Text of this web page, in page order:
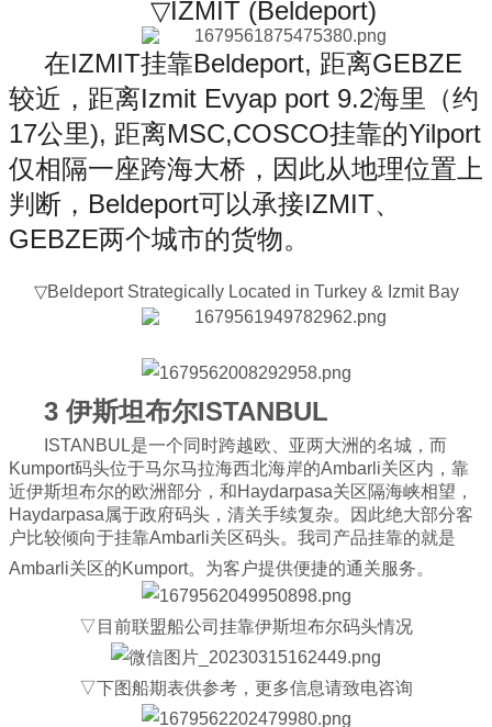
▽IZMIT (Beldeport)
在IZMIT挂靠Beldeport, 距离GEBZE
较近，距离Izmit Evyap port 9.2海里（约
17公里), 距离MSC,COSCO挂靠的Yilport
仅相隔一座跨海大桥，因此从地理位置上
判断，Beldeport可以承接IZMIT、
GEBZE两个城市的货物。
▽Beldeport Strategically Located in Turkey & Izmit Bay
3 伊斯坦布尔ISTANBUL
ISTANBUL是一个同时跨越欧、亚两大洲的名城，而
Kumport码头位于马尔马拉海西北海岸的Ambarli关区内，靠
近伊斯坦布尔的欧洲部分，和Haydarpasa关区隔海峡相望，
Haydarpasa属于政府码头，清关手续复杂。因此绝大部分客
户比较倾向于挂靠Ambarli关区码头。我司产品挂靠的就是
Ambarli关区的Kumport。为客户提供便捷的通关服务。
▽目前联盟船公司挂靠伊斯坦布尔码头情况
▽下图船期表供参考，更多信息请致电咨询